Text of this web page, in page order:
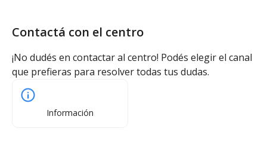
Contactá con el centro
¡No dudés en contactar al centro! Podés elegir el canal
que prefieras para resolver todas tus dudas.
Información